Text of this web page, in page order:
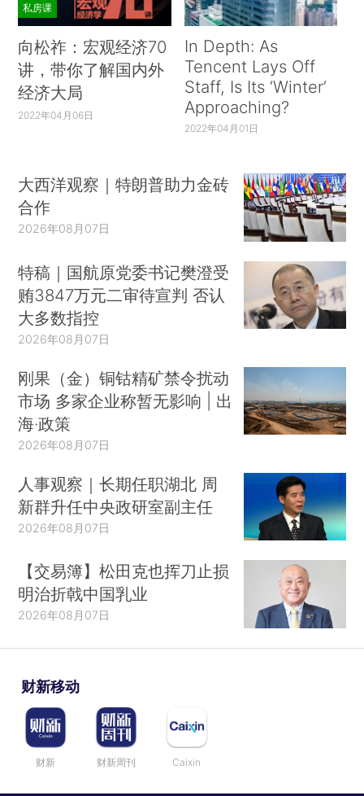
私房课
向松祚：宏观经济70
讲，带你了解国内外
经济大局
2022年04月06日
In Depth: As
Tencent Lays Off
Staff, Is Its ‘Winter’
Approaching?
2022年04月01日
大西洋观察｜特朗普助力金砖
合作
2026年08月07日
特稿｜国航原党委书记樊澄受
贿3847万元二审待宣判 否认
大多数指控
2026年08月07日
刚果（金）铜钴精矿禁令扰动
市场 多家企业称暂无影响 | 出
海·政策
2026年08月07日
人事观察｜长期任职湖北 周
新群升任中央政研室副主任
2026年08月07日
【交易簿】松田克也挥刀止损
明治折戟中国乳业
2026年08月07日
财新移动
财新 财新周刊 Caixin